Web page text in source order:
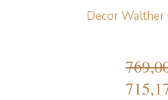
Decor Walther